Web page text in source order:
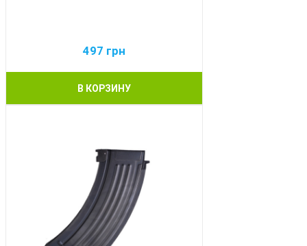
497 грн
В КОРЗИНУ